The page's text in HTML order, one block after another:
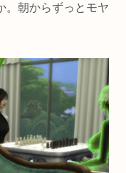
。朝からずっとモヤ